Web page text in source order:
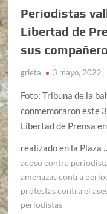
Periodistas
Libertad de
sus
grieta 3 mayo, 2022
Foto: Tribuna de la
conmemoraron este
Libertad de Prensa
realizado en la Plaza
acoso contra
amenazas contra
protestas contra el
periodistas